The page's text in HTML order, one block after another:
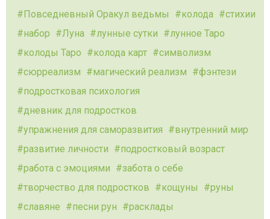
Повседневный Оракул ведьмы
колода
стихии
набор
Луна лунные сутки
лунное Таро
колоды Таро
колода карт
символизм
сюрреализм
магический реализм
фэнтези
подростковая психология
дневник для подростков
упражнения для саморазвития
внутренний мир
развитие личности
подростковый возраст
работа с эмоциями
забота о себе
творчество для подростков
кощуны
руны
славяне
песни рун
расклады